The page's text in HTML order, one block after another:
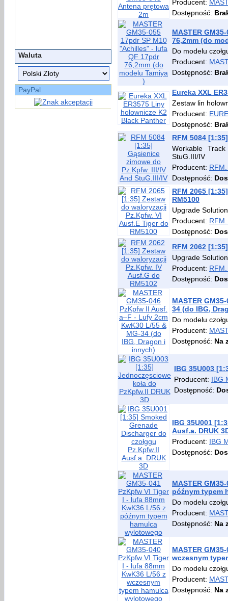
Waluta
PayPal
Producent:
Dostępność:
MASTER
76,2mm (do
Do modelu
Producent:
Dostępność:
Eureka XXL
Zestaw lin
Producent:
Dostępność:
RFM 5084
Workable
StuG.III/IV
Producent:
Dostępność:
RFM 2065
RM5100
Upgrade
Producent:
Dostępność:
RFM 2062
Upgrade
Producent:
Dostępność:
MASTER
34 (do IBG,
Do modelu
Producent:
Dostępność: Na
IBG 35U003
Producent: IBG
Dostępność:
IBG 35U001
Ausf.a. DRUK
Producent: IBG
Dostępność:
MASTER
późnym typem
Do modelu
Producent:
Dostępność: Na
MASTER
wczesnym
Do modelu
Producent:
Dostępność: Na